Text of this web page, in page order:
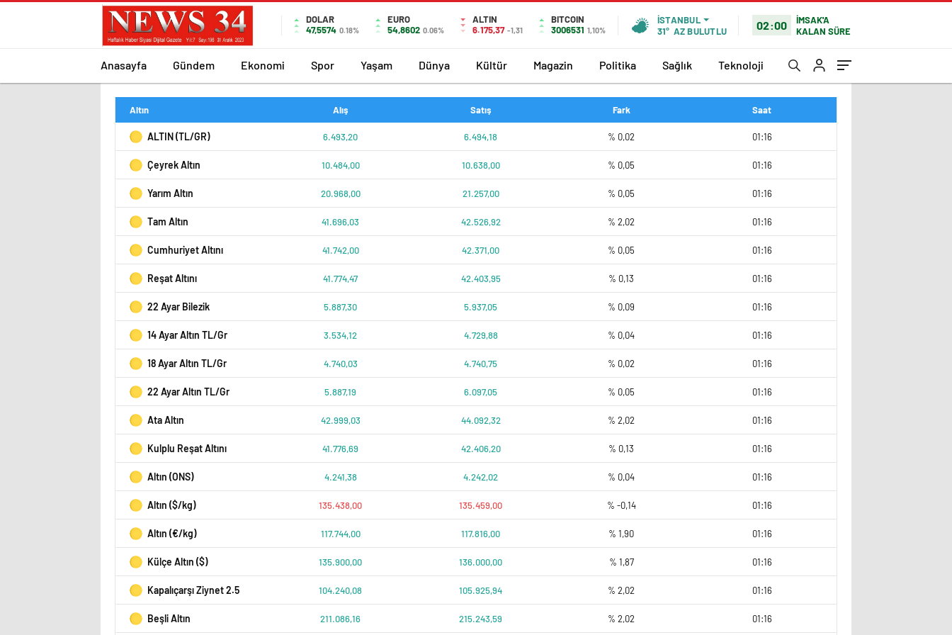
DOLAR
47,5574 0.18%
EURO
54,8602 0.06%
ALTIN
6.175,37 -1,31
BITCOIN
3006531 1,10%
İSTANBUL
31° AZ BULUTLU 02:00
İMSAK'A
KALAN SÜRE
Anasayfa Gündem Ekonomi Spor Yaşam Dünya Kültür Magazin Politika Sağlık Teknoloji
Altın Alış Satış Fark Saat
ALTIN (TL/GR) 6.493,20 6.494,18 % 0,02 01:16
Çeyrek Altın 10.484,00 10.638,00 % 0,05 01:16
Yarım Altın 20.968,00 21.257,00 % 0,05 01:16
Tam Altın 41.696,03 42.526,92 % 2,02 01:16
Cumhuriyet Altını 41.742,00 42.371,00 % 0,05 01:16
Reşat Altını 41.774,47 42.403,95 % 0,13 01:16
22 Ayar Bilezik 5.887,30 5.937,05 % 0,09 01:16
14 Ayar Altın TL/Gr 3.534,12 4.729,88 % 0,04 01:16
18 Ayar Altın TL/Gr 4.740,03 4.740,75 % 0,02 01:16
22 Ayar Altın TL/Gr 5.887,19 6.097,05 % 0,05 01:16
Ata Altın 42.999,03 44.092,32 % 2,02 01:16
Kulplu Reşat Altını 41.776,69 42.406,20 % 0,13 01:16
Altın (ONS) 4.241,38 4.242,02 % 0,04 01:16
Altın ($/kg) 135.438,00 135.459,00 % -0,14 01:16
Altın (€/kg) 117.744,00 117.816,00 % 1,90 01:16
Külçe Altın ($) 135.900,00 136.000,00 % 1,87 01:16
Kapalıçarşı Ziynet 2.5 104.240,08 105.925,94 % 2,02 01:16
Beşli Altın 211.086,16 215.243,59 % 2,02 01:16